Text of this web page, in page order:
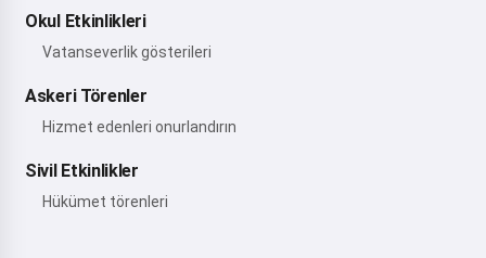
Okul Etkinlikleri
Vatanseverlik gösterileri
Askeri Törenler
Hizmet edenleri onurlandırın
Sivil Etkinlikler
Hükümet törenleri